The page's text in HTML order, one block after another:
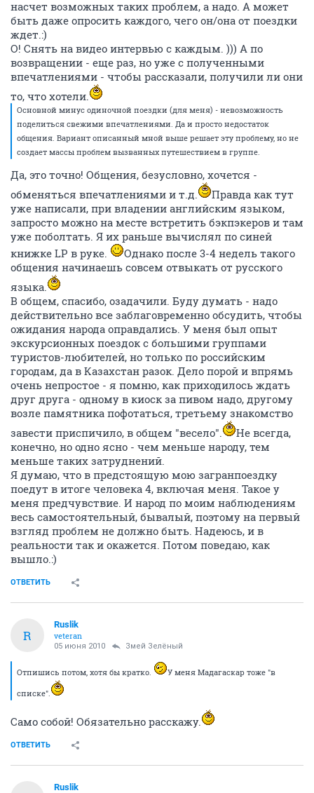
насчет возможных таких проблем, а надо. А может
быть даже опросить каждого, чего он/она от поездки
ждет.:)
О! Снять на видео интервью с каждым. ))) А по
возвращении - еще раз, но уже с полученными
впечатлениями - чтобы рассказали, получили ли они
то, что хотели.
Основной минус одиночной поездки (для меня) - невозможность
поделиться свежими впечатлениями. Да и просто недостаток
общения. Вариант описанный мной выше решает эту проблему, но не
создает массы проблем вызванных путешествием в группе.
Да, это точно! Общения, безусловно, хочется -
обменяться впечатлениями и т.д.
Правда как тут
уже написали, при владении английским языком,
запросто можно на месте встретить бэкпэкеров и там
уже поболтать. Я их раньше вычислял по синей
книжке LP в руке.
Однако после 3-4 недель такого
общения начинаешь совсем отвыкать от русского
языка.
В общем, спасибо, озадачили. Буду думать - надо
действительно все заблаговременно обсудить, чтобы
ожидания народа оправдались. У меня был опыт
экскурсионных поездок с большими группами
туристов-любителей, но только по российским
городам, да в Казахстан разок. Дело порой и впрямь
очень непростое - я помню, как приходилось ждать
друг друга - одному в киоск за пивом надо, другому
возле памятника пофотаться, третьему знакомство
завести приспичило, в общем "весело".
Не всегда,
конечно, но одно ясно - чем меньше народу, тем
меньше таких затруднений.
Я думаю, что в предстоящую мою загранпоездку
поедут в итоге человека 4, включая меня. Такое у
меня предчувствие. И народ по моим наблюдениям
весь самостоятельный, бывалый, поэтому на первый
взгляд проблем не должно быть. Надеюсь, и в
реальности так и окажется. Потом поведаю, как
вышло.:)
ОТВЕТИТЬ
R
Ruslik
veteran
05 июня 2010 Змей Зелёный
Отпишись потом, хотя бы кратко.
У меня Мадагаскар тоже "в
списке".
Само собой! Обязательно расскажу.
ОТВЕТИТЬ
Ruslik